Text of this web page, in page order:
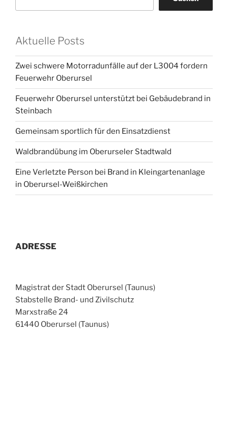
Aktuelle Posts
Zwei schwere Motorradunfälle auf der L3004 fordern
Feuerwehr Oberursel
Feuerwehr Oberursel unterstützt bei Gebäudebrand in
Steinbach
Gemeinsam sportlich für den Einsatzdienst
Waldbrandübung im Oberurseler Stadtwald
Eine Verletzte Person bei Brand in Kleingartenanlage
in Oberursel-Weißkirchen
ADRESSE
Magistrat der Stadt Oberursel (Taunus)
Stabstelle Brand- und Zivilschutz
Marxstraße 24
61440 Oberursel (Taunus)